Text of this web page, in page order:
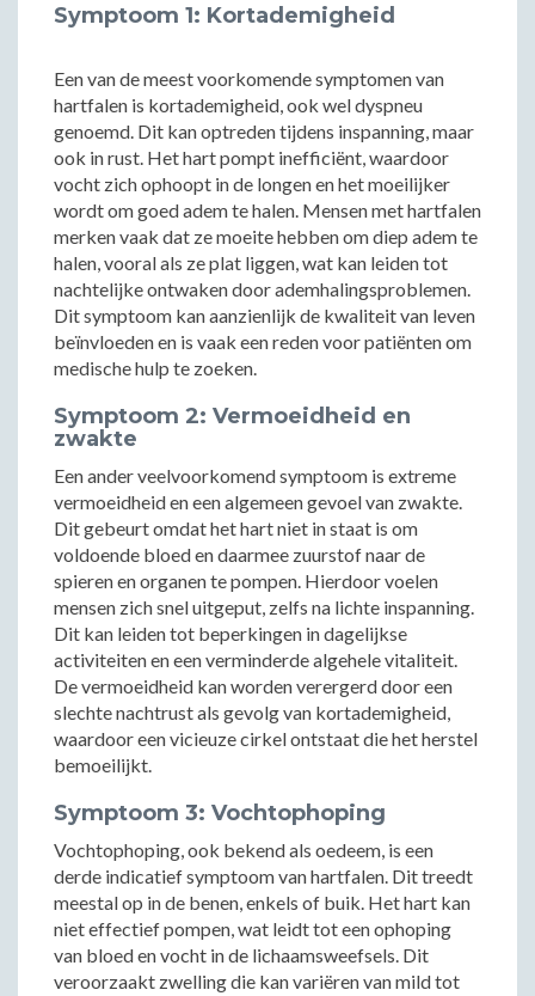
Symptoom 1: Kortademigheid
Een van de meest voorkomende symptomen van
hartfalen is kortademigheid, ook wel dyspneu
genoemd. Dit kan optreden tijdens inspanning, maar
ook in rust. Het hart pompt inefficiënt, waardoor
vocht zich ophoopt in de longen en het moeilijker
wordt om goed adem te halen. Mensen met hartfalen
merken vaak dat ze moeite hebben om diep adem te
halen, vooral als ze plat liggen, wat kan leiden tot
nachtelijke ontwaken door ademhalingsproblemen.
Dit symptoom kan aanzienlijk de kwaliteit van leven
beïnvloeden en is vaak een reden voor patiënten om
medische hulp te zoeken.
Symptoom 2: Vermoeidheid en
zwakte
Een ander veelvoorkomend symptoom is extreme
vermoeidheid en een algemeen gevoel van zwakte.
Dit gebeurt omdat het hart niet in staat is om
voldoende bloed en daarmee zuurstof naar de
spieren en organen te pompen. Hierdoor voelen
mensen zich snel uitgeput, zelfs na lichte inspanning.
Dit kan leiden tot beperkingen in dagelijkse
activiteiten en een verminderde algehele vitaliteit.
De vermoeidheid kan worden verergerd door een
slechte nachtrust als gevolg van kortademigheid,
waardoor een vicieuze cirkel ontstaat die het herstel
bemoeilijkt.
Symptoom 3: Vochtophoping
Vochtophoping, ook bekend als oedeem, is een
derde indicatief symptoom van hartfalen. Dit treedt
meestal op in de benen, enkels of buik. Het hart kan
niet effectief pompen, wat leidt tot een ophoping
van bloed en vocht in de lichaamsweefsels. Dit
veroorzaakt zwelling die kan variëren van mild tot